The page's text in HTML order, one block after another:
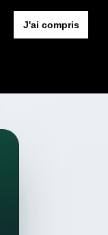
J'ai compris